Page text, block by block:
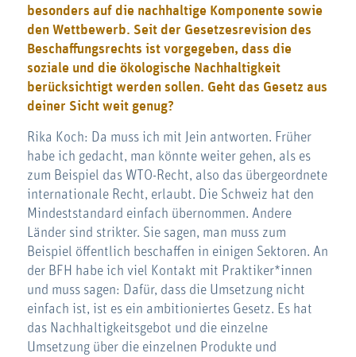
besonders auf die nachhaltige Komponente sowie
den Wettbewerb. Seit der Gesetzesrevision des
Beschaffungsrechts ist vorgegeben, dass die
soziale und die ökologische Nachhaltigkeit
berücksichtigt werden sollen. Geht das Gesetz aus
deiner Sicht weit genug?
Rika Koch: Da muss ich mit Jein antworten. Früher
habe ich gedacht, man könnte weiter gehen, als es
zum Beispiel das WTO-Recht, also das übergeordnete
internationale Recht, erlaubt. Die Schweiz hat den
Mindeststandard einfach übernommen. Andere
Länder sind strikter. Sie sagen, man muss zum
Beispiel öffentlich beschaffen in einigen Sektoren. An
der BFH habe ich viel Kontakt mit Praktiker*innen
und muss sagen: Dafür, dass die Umsetzung nicht
einfach ist, ist es ein ambitioniertes Gesetz. Es hat
das Nachhaltigkeitsgebot und die einzelne
Umsetzung über die einzelnen Produkte und